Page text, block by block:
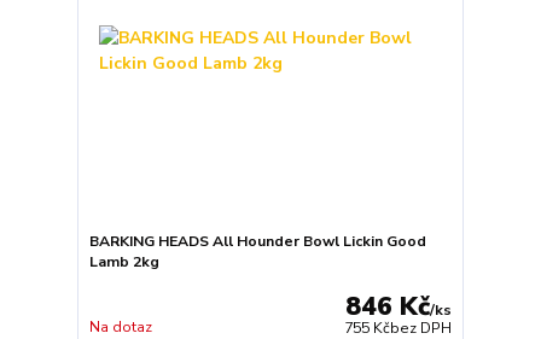
BARKING HEADS All Hounder Bowl Lickin Good
Lamb 2kg
846 Kč/ks
755 Kčbez DPH
Na dotaz